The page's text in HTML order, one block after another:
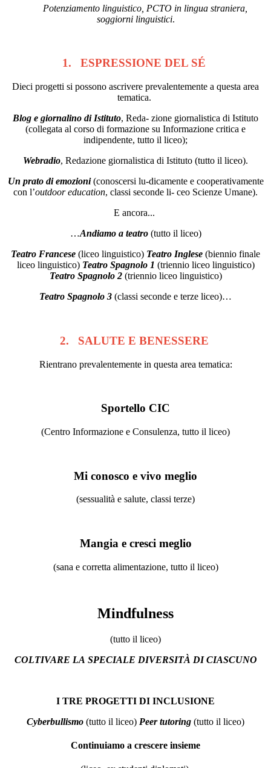
Potenziamento linguistico, PCTO in lingua straniera,
soggiorni linguistici.
1. ESPRESSIONE DEL SÉ
Dieci progetti si possono ascrivere prevalentemente a questa area
tematica.
Blog e giornalino di Istituto, Reda- zione giornalistica di Istituto
(collegata al corso di formazione su Informazione critica e
indipendente, tutto il liceo);
Webradio, Redazione giornalistica di Istituto (tutto il liceo).
Un prato di emozioni(conoscersi lu-dicamente e cooperativamente
con l’outdoor education, classi seconde li- ceo Scienze Umane).
E ancora...
…Andiamo a teatro (tutto il liceo)
Teatro Francese (liceo linguistico) Teatro Inglese (biennio finale
liceo linguistico) Teatro Spagnolo 1 (triennio liceo linguistico)
Teatro Spagnolo 2 (triennio liceo linguistico)
Teatro Spagnolo 3 (classi seconde e terze liceo)…
2. SALUTE E BENESSERE
Rientrano prevalentemente in questa area tematica:
Sportello CIC
(Centro Informazione e Consulenza, tutto il liceo)
Mi conosco e vivo meglio
(sessualità e salute, classi terze)
Mangia e cresci meglio
(sana e corretta alimentazione, tutto il liceo)
Mindfulness
(tutto il liceo)
COLTIVARE LA SPECIALE DIVERSITÀ DI CIASCUNO
I TRE PROGETTI DI INCLUSIONE
Cyberbullismo (tutto il liceo) Peer tutoring (tutto il liceo)
Continuiamo a crescere insieme